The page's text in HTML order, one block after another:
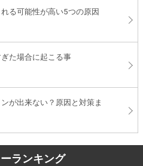
る可能性が高い5つの原因
た場合に起こる事
が出来ない？原因と対策ま
ランキング